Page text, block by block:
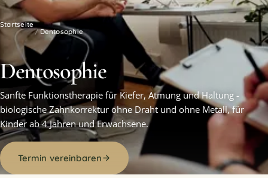
Startseite
/Dentosophie
Dentosophie
Sanfte Funktionstherapie für Kiefer, Atmung und Haltung -
biologische Zahnkorrektur ohne Draht und ohne Metall, für
Kinder ab 4 Jahren und Erwachsene.
Termin vereinbaren